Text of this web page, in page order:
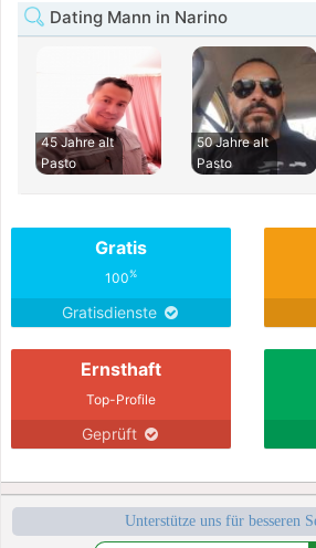
Dating Mann in Narino
45 Jahre alt
Pasto
50 Jahre alt
Pasto
Gratis
100%
Gratisdienste
Ernsthaft
Top-Profile
Geprüft
Unterstütze uns für besseren